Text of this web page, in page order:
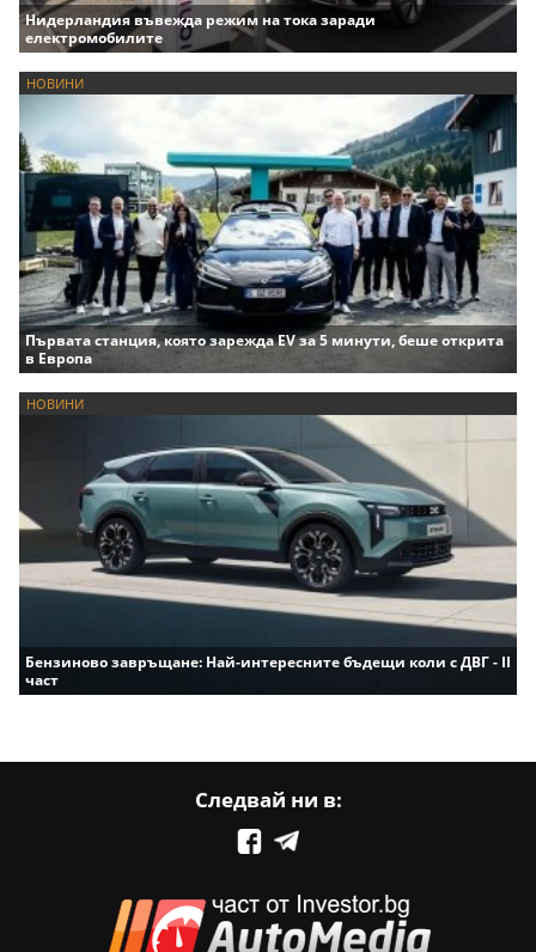
Нидерландия въвежда режим на тока заради
електромобилите
НОВИНИ
Първата станция, която зарежда EV за 5 минути, беше открита
в Европа
НОВИНИ
Бензиново завръщане: Най-интересните бъдещи коли с ДВГ - II
част
Следвай ни в: